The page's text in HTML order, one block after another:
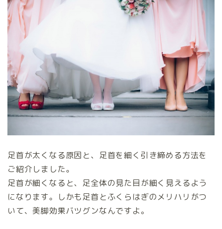
足首が太くなる原因と、足首を細く引き締める方法を
ご紹介しました。
足首が細くなると、足全体の見た目が細く見えるよう
になります。しかも足首とふくらはぎのメリハリがつ
いて、美脚効果バツグンなんですよ。